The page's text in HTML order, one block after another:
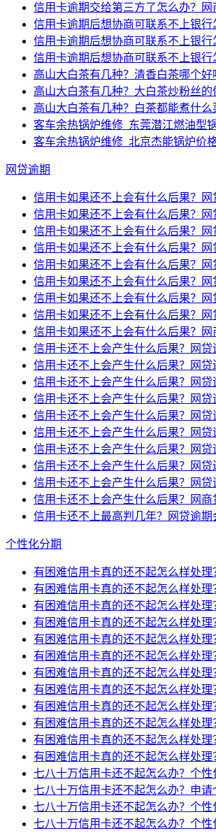
信用卡逾期交给第三方了怎么办？
信用卡逾期后想协商可联系不上银
信用卡逾期后想协商可联系不上银
信用卡逾期后想协商可联系不上银
高山大白茶有几种？清香白茶哪个好
高山大白茶有几种？大白茶炒粉丝的
高山大白茶有几种？白茶都能煮什么
客车余热锅炉维修_东莞潜江燃油型
客车余热锅炉维修_北京杰能锅炉价
网贷逾期
信用卡如果还不上会有什么后果？网
信用卡如果还不上会有什么后果？网
信用卡如果还不上会有什么后果？网
信用卡如果还不上会有什么后果？网
信用卡如果还不上会有什么后果？网
信用卡如果还不上会有什么后果？网
信用卡如果还不上会有什么后果？网
信用卡如果还不上会有什么后果？网
信用卡如果还不上会有什么后果？网
信用卡还不上会产生什么后果？网贷
信用卡还不上会产生什么后果？网贷
信用卡还不上会产生什么后果？网贷
信用卡还不上会产生什么后果？网贷
信用卡还不上会产生什么后果？网贷
信用卡还不上会产生什么后果？网贷
信用卡还不上会产生什么后果？网贷
信用卡还不上会产生什么后果？网贷
信用卡还不上会产生什么后果？网贷
信用卡还不上会产生什么后果？网商
信用卡还不上最高判几年？网贷逾期
个性化分期
有困难信用卡真的还不起怎么样处理
有困难信用卡真的还不起怎么样处理
有困难信用卡真的还不起怎么样处理
有困难信用卡真的还不起怎么样处理
有困难信用卡真的还不起怎么样处理
有困难信用卡真的还不起怎么样处理
有困难信用卡真的还不起怎么样处理
有困难信用卡真的还不起怎么样处
有困难信用卡真的还不起怎么样处理
有困难信用卡真的还不起怎么样处理
有困难信用卡真的还不起怎么样处理
有困难信用卡真的还不起怎么样处理
七八十万信用卡还不起怎么办？个性
七八十万信用卡还不起怎么办？申请
七八十万信用卡还不起怎么办？个性
七八十万信用卡还不起怎么办？个性